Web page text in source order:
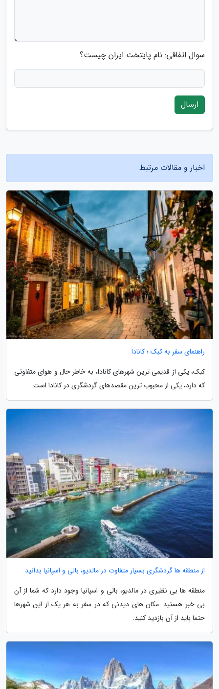
سوال اتفاقی: نام پایتخت ایران چیست؟
ارسال
اخبار و مقالات مرتبط
راهنمای سفر به کبک ؛ کانادا
کبک، یکی از قدیمی ترین شهرهای کانادا، به خاطر حال و هوای متفاوتی
که دارد، یکی از محبوب ترین مقصدهای گردشگری در کانادا است.
از منطقه ها گردشگری بسیار متفاوت در مالدیو، بالی و اسپانیا بدانید
منطقه ها بی نظیری در مالدیو، بالی و اسپانیا وجود دارد که شما از آن
بی خبر هستید. مکان های دیدنی که در سفر به هر یک از این شهرها
حتما باید از آن بازدید کنید.